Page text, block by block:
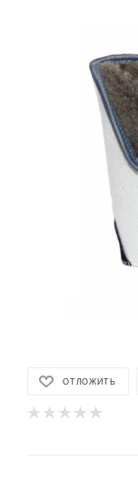
ОТЛОЖИТЬ